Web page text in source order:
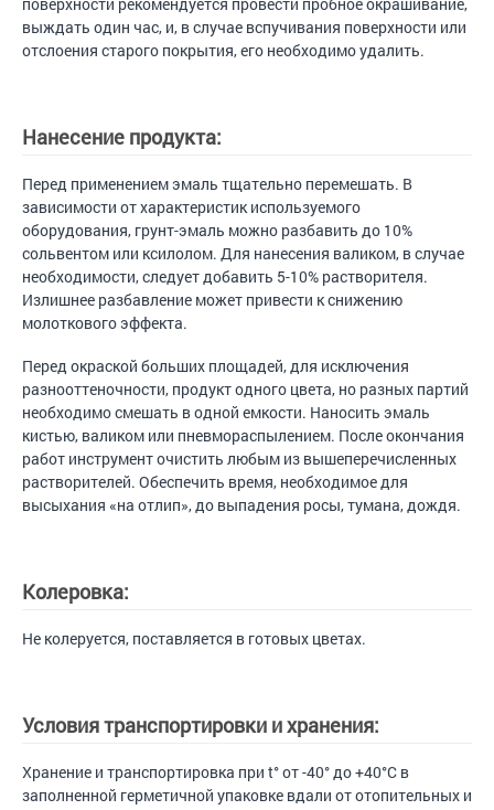
выждать один час, и, в случае вспучивания поверхности или
отслоения старого покрытия, его необходимо удалить.
Нанесение продукта:
Перед применением эмаль тщательно перемешать. В
зависимости от характеристик используемого
оборудования, грунт-эмаль можно разбавить до 10%
сольвентом или ксилолом. Для нанесения валиком, в случае
необходимости, следует добавить 5-10% растворителя.
Излишнее разбавление может привести к снижению
молоткового эффекта.
Перед окраской больших площадей, для исключения
разнооттеночности, продукт одного цвета, но разных партий
необходимо смешать в одной емкости. Наносить эмаль
кистью, валиком или пневмораспылением. После окончания
работ инструмент очистить любым из вышеперечисленных
растворителей. Обеспечить время, необходимое для
высыхания «на отлип», до выпадения росы, тумана, дождя.
Колеровка:
Не колеруется, поставляется в готовых цветах.
Условия транспортировки и хранения:
Хранение и транспортировка при t° от -40° до +40°С в
заполненной герметичной упаковке вдали от отопительных и